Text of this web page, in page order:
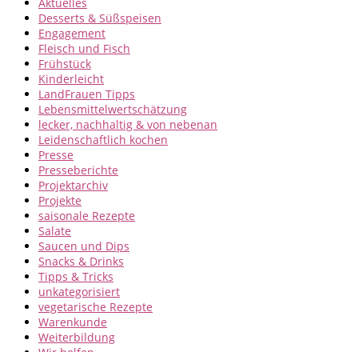
Desserts & Süßspeisen
Engagement
Fleisch und Fisch
Frühstück
Kinderleicht
LandFrauen Tipps
Lebensmittelwertschätzung
lecker, nachhaltig & von nebenan
Leidenschaftlich kochen
Presse
Presseberichte
Projektarchiv
Projekte
saisonale Rezepte
Salate
Saucen und Dips
Snacks & Drinks
Tipps & Tricks
unkategorisiert
vegetarische Rezepte
Warenkunde
Weiterbildung